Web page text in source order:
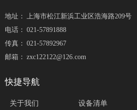
地址： 上海市松江新浜工业区浩海路209号
电话： 021-57891888
传真： 021-57892967
邮箱： zxc122122@126.com
关于我们 设备清单
快捷导航